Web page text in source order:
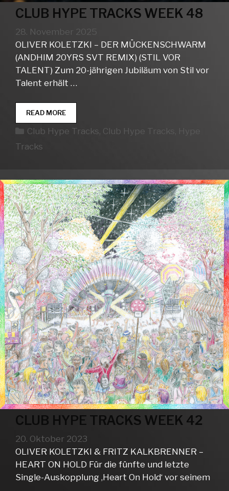
CLUB HYPE TRACKS WEEK 48
28. November 2025
OLIVER KOLETZKI – DER MÜCKENSCHWARM
(ANDHIM 20YRS SVT REMIX) (STIL VOR
TALENT) Zum 20-jährigen Jubiläum von Stil vor
Talent erhält …
READ MORECLUB
HYPE
TRACKS
Kategorien
Club Hype Tracks, Club Hype Tracks, Hype
Tracks
CLUB HYPE TRACKS WEEK 42
20. Oktober 2023
OLIVER KOLETZKI & FRITZ KALKBRENNER –
HEART ON HOLD Für die fünfte und letzte
Single-Auskopplung ‚Heart On Hold‘ vor seinem